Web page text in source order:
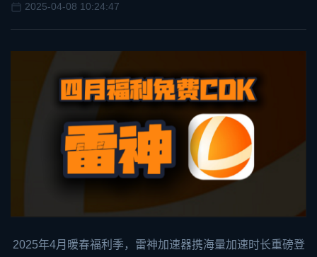
2025-04-08 10:24:47
2025年4月暖春福利季， 雷神加速器携海量加速时长重磅登